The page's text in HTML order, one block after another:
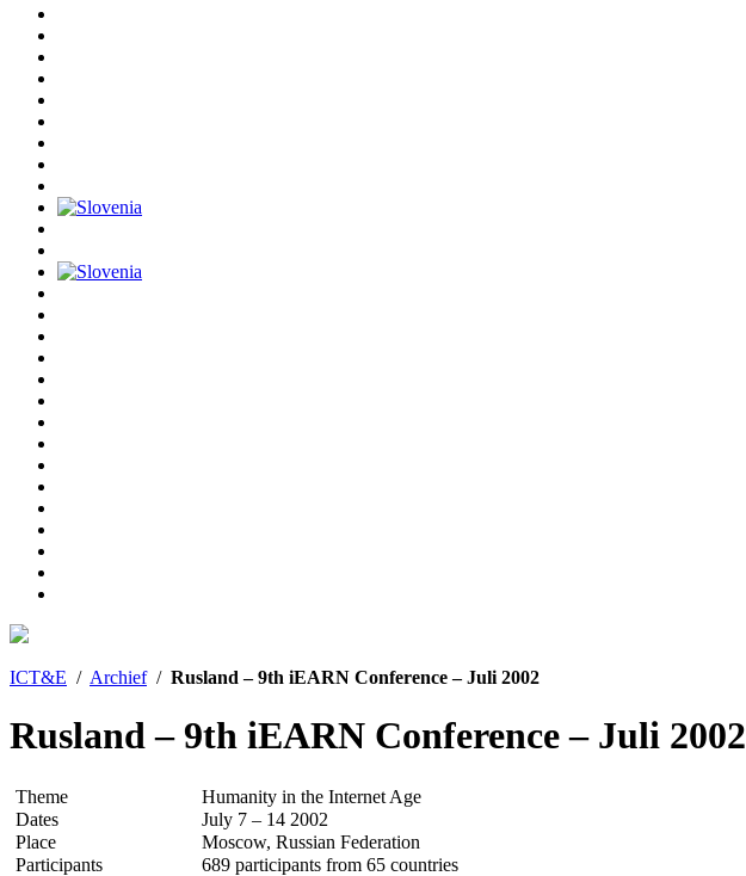
ICT&E / Archief/ Rusland – 9th iEARN Conference – Juli 2002
Rusland – 9th iEARN Conference – Juli 2002
Theme
Humanity in the Internet Age
Dates
July 7 – 14 2002
Place
Moscow, Russian Federation
Participants
689 participants from 65 countries